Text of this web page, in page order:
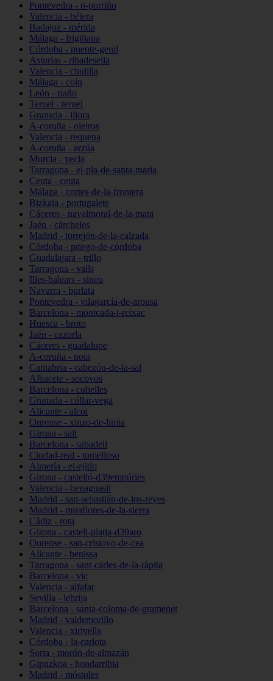
Pontevedra - o-porriño
Valencia - bétera
Badajoz - mérida
Málaga - frigiliana
Córdoba - puente-genil
Asturias - ribadesella
Valencia - chulilla
Málaga - coín
León - riaño
Teruel - teruel
Granada - illora
A-coruña - oleiros
Valencia - requena
A-coruña - arzúa
Murcia - yecla
Tarragona - el-pla-de-santa-maria
Ceuta - ceuta
Málaga - cortes-de-la-frontera
Bizkaia - portugalete
Cáceres - navalmoral-de-la-mata
Jaén - cárcheles
Madrid - torrejón-de-la-calzada
Córdoba - priego-de-córdoba
Guadalajara - trillo
Tarragona - valls
Illes-balears - sineu
Navarra - burlata
Pontevedra - vilagarcía-de-arousa
Barcelona - montcada-i-reixac
Huesca - broto
Jaén - cazorla
Cáceres - guadalupe
A-coruña - noia
Cantabria - cabezón-de-la-sal
Albacete - socovos
Barcelona - cubelles
Granada - cúllar-vega
Alicante - alcoi
Ourense - xinzo-de-limia
Girona - salt
Barcelona - sabadell
Ciudad-real - tomelloso
Almería - el-ejido
Girona - castelló-d39empúries
Valencia - benaguasil
Madrid - san-sebastián-de-los-reyes
Madrid - miraflores-de-la-sierra
Cádiz - rota
Girona - castell-platja-d39aro
Ourense - san-cristovo-de-cea
Alicante - benissa
Tarragona - sant-carles-de-la-ràpita
Barcelona - vic
Valencia - alfafar
Sevilla - lebrija
Barcelona - santa-coloma-de-gramenet
Madrid - valdemorillo
Valencia - xirivella
Córdoba - la-carlota
Soria - morón-de-almazán
Gipuzkoa - hondarribia
Madrid - móstoles